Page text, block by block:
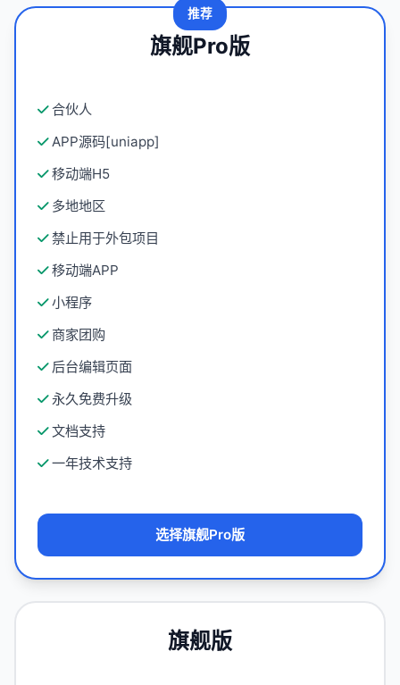
推荐
旗舰Pro版
合伙人
APP源码[uniapp]
移动端H5
多地地区
禁止用于外包项目
移动端APP
小程序
商家团购
后台编辑页面
永久免费升级
文档支持
一年技术支持
选择旗舰Pro版
旗舰版